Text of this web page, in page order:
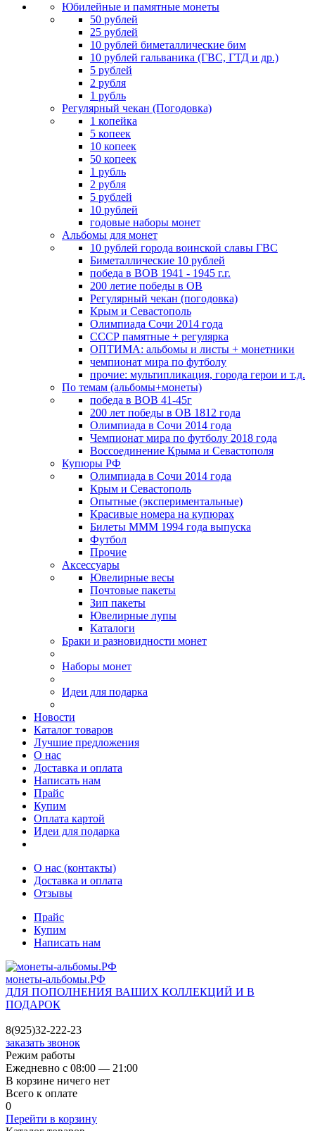
Юбилейные и памятные монеты
50 рублей
25 рублей
10 рублей биметаллические бим
10 рублей гальваника (ГВС, ГТД и др.)
5 рублей
2 рубля
1 рубль
Регулярный чекан (Погодовка)
1 копейка
5 копеек
10 копеек
50 копеек
1 рубль
2 рубля
5 рублей
10 рублей
годовые наборы монет
Альбомы для монет
10 рублей города воинской славы ГВС
Биметаллические 10 рублей
победа в ВОВ 1941 - 1945 г.г.
200 летие победы в ОВ
Регулярный чекан (погодовка)
Крым и Севастополь
Олимпиада Сочи 2014 года
СССР памятные + регулярка
ОПТИМА: альбомы и листы + монетники
чемпионат мира по футболу
прочие: мультипликация, города герои и т.д.
По темам (альбомы+монеты)
победа в ВОВ 41-45г
200 лет победы в ОВ 1812 года
Олимпиада в Сочи 2014 года
Чемпионат мира по футболу 2018 года
Воссоединение Крыма и Севастополя
Купюры РФ
Олимпиада в Сочи 2014 года
Крым и Севастополь
Опытные (экспериментальные)
Красивые номера на купюрах
Билеты МММ 1994 года выпуска
Футбол
Прочие
Аксессуары
Ювелирные весы
Почтовые пакеты
Зип пакеты
Ювелирные лупы
Каталоги
Браки и разновидности монет
Наборы монет
Идеи для подарка
Новости
Каталог товаров
Лучшие предложения
О нас
Доставка и оплата
Написать нам
Прайс
Купим
Оплата картой
Идеи для подарка
О нас (контакты)
Доставка и оплата
Отзывы
Прайс
Купим
Написать нам
монеты-альбомы.РФ
ДЛЯ ПОПОЛНЕНИЯ ВАШИХ КОЛЛЕКЦИЙ И В
ПОДАРОК
8(925)32-222-23
заказать звонок
Режим работы
Ежедневно с 08:00 — 21:00
В корзине ничего нет
Всего к оплате
0
Перейти в корзину